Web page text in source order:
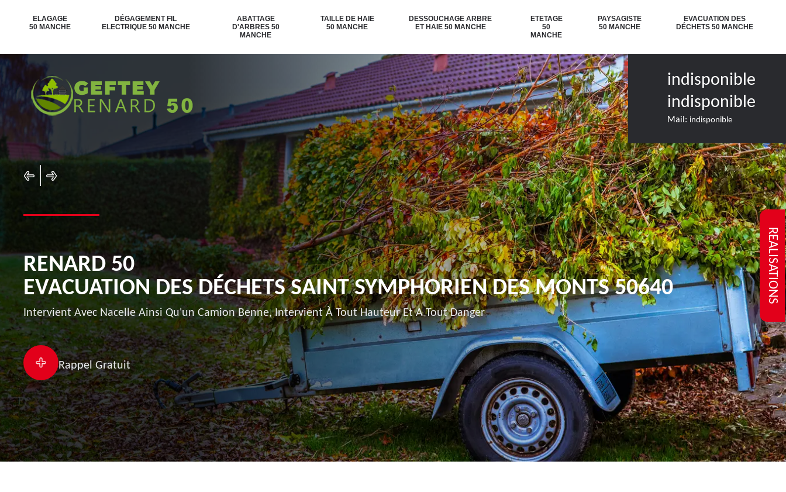
REALISATIONS
ELAGAGE
50 MANCHE
DÉGAGEMENT FIL
ELECTRIQUE 50 MANCHE
ABATTAGE
D'ARBRES 50
MANCHE
TAILLE DE HAIE
50 MANCHE
DESSOUCHAGE ARBRE
ET HAIE 50 MANCHE
ETETAGE
50
MANCHE
PAYSAGISTE
50 MANCHE
EVACUATION DES
DÉCHETS 50 MANCHE
indisponible
indisponible
Mail: indisponible
RENARD 50
EVACUATION DES DÉCHETS SAINT SYMPHORIEN DES MONTS 50640
Intervient Avec Nacelle Ainsi Qu'un Camion Benne, Intervient À Tout Hauteur Et A Tout Danger
Rappel Gratuit